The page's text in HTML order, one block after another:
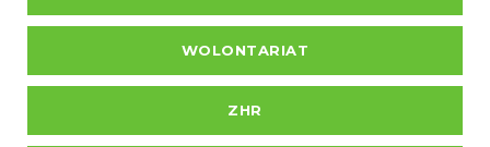
WOLONTARIAT
ZHR